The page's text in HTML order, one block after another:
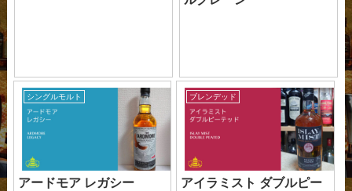
シングルモルト
アードモア レガシー
ブレンデッド
アイラミスト ダブルピー